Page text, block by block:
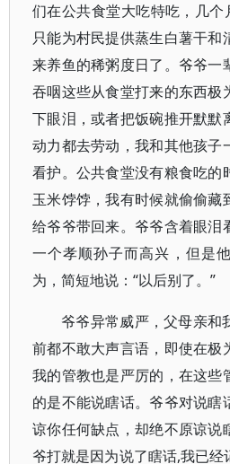
们在公共食堂大吃特吃，几个
只能为村民提供蒸生白薯干和
来养鱼的稀粥度日了。爷爷一
吞咽这些从食堂打来的东西极
下眼泪，或者把饭碗推开默默
动力都去劳动，我和其他孩子
看护。公共食堂没有粮食吃的
玉米饽饽，我有时候就偷偷藏
给爷爷带回来。爷爷含着眼泪
一个孝顺孙子而高兴，但是
为，简短地说：“以后别了。”
爷爷异常威严，父母亲和
前都不敢大声言语，即使在极
我的管教也是严厉的，在这些
的是不能说瞎话。爷爷对说瞎
谅你任何缺点，却绝不原谅说
爷打就是因为说了瞎话,我已